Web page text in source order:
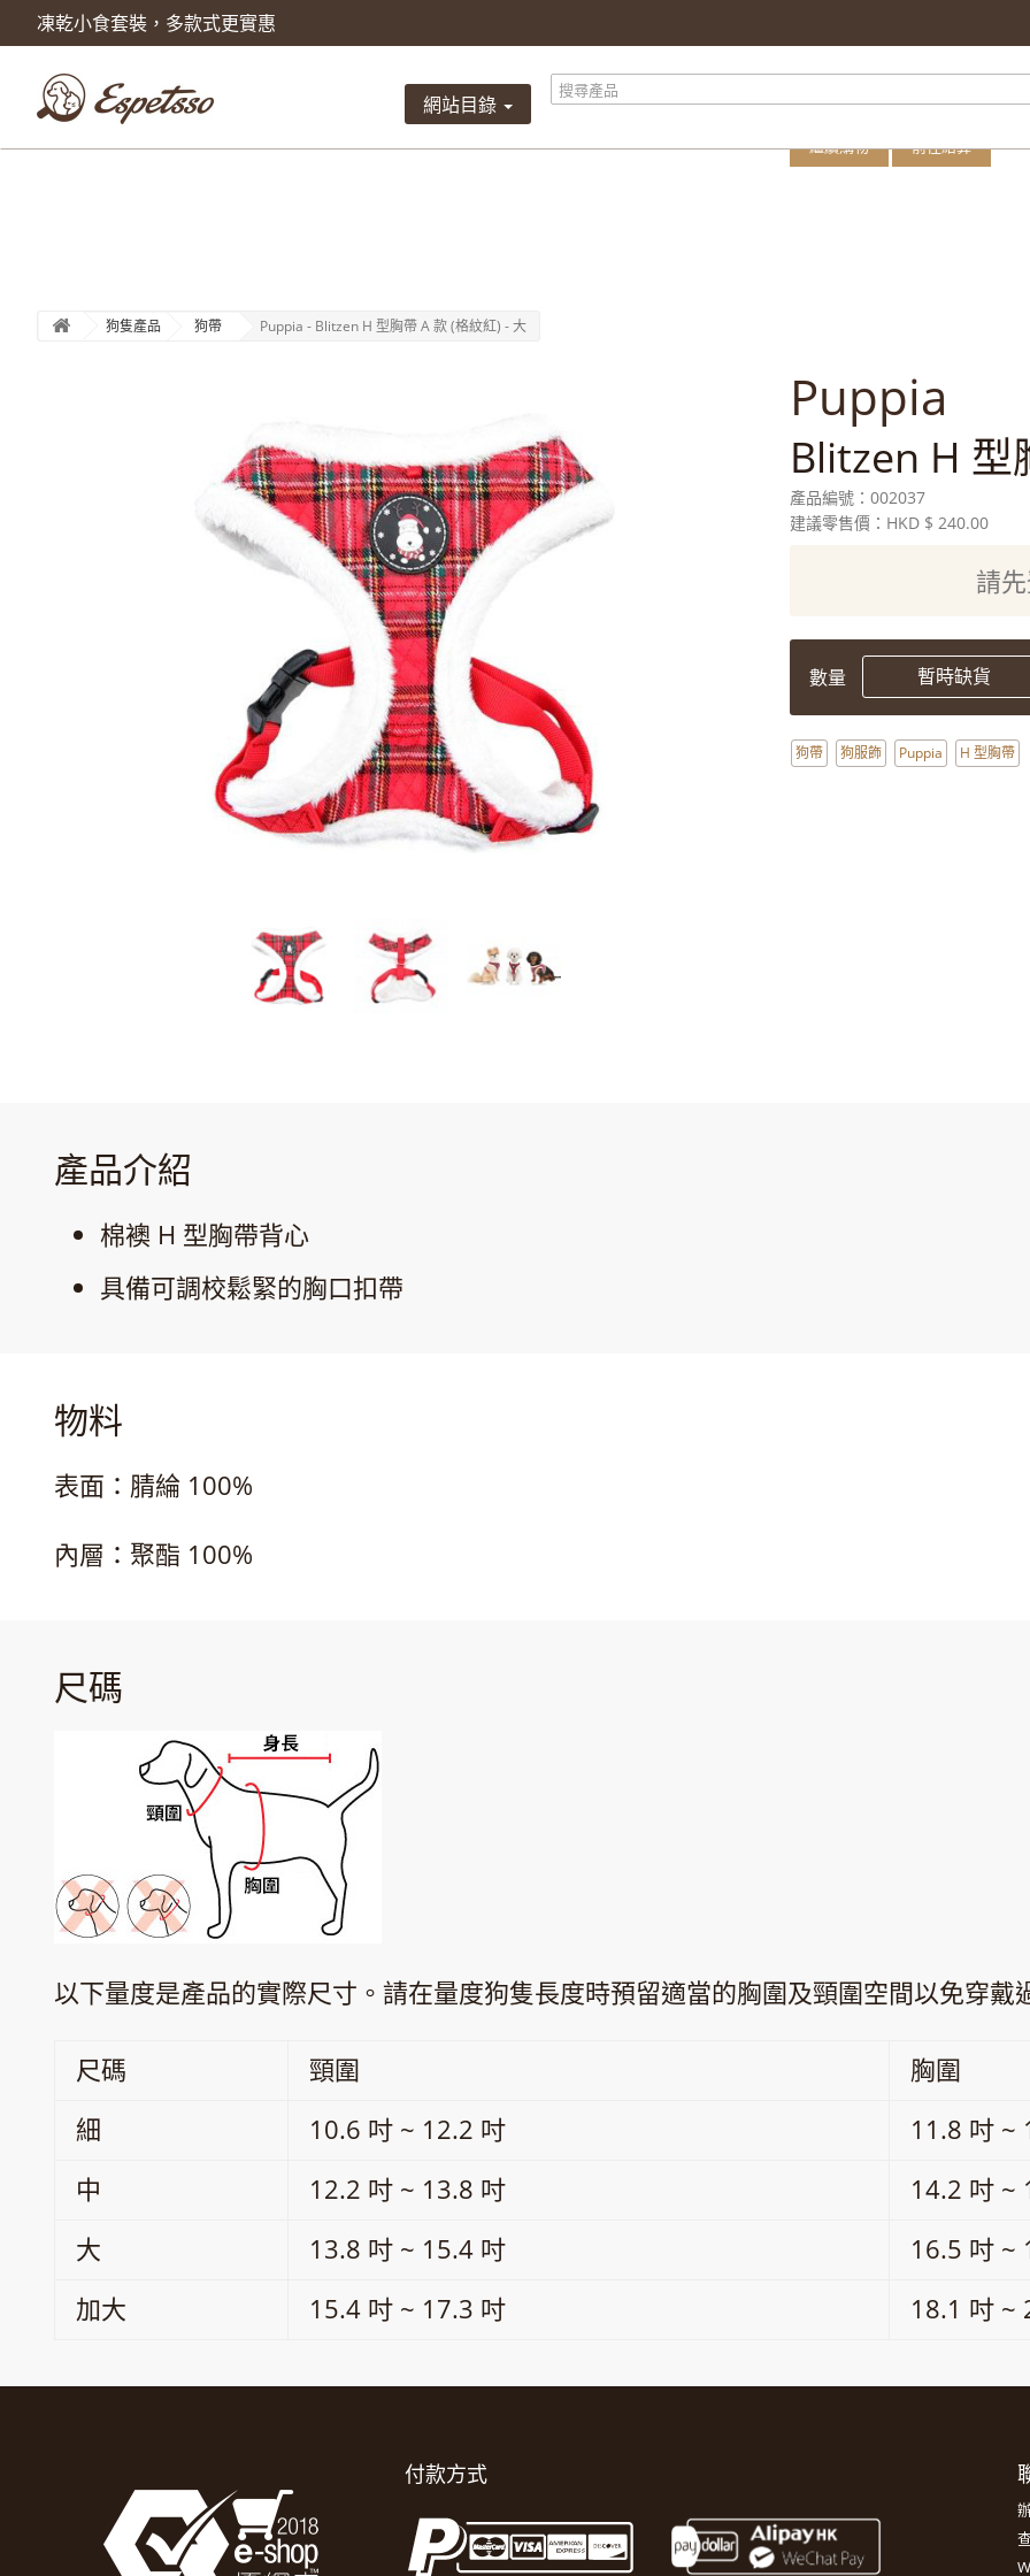
凍乾小食套裝，多款式更實惠
產品已被加入到購物車
數量
總計
購物車內有 1 件
繼續購物
前往結算
網站目錄
狗隻產品 狗帶 Puppia - Blitzen H 型胸帶 A 款 (格紋紅) - 大
Puppia
Blitzen H 型
產品編號： 002037
建議零售價：HKD $ 240.00
請
數量 暫時缺貨
狗帶 狗服飾 Puppia H 型胸帶
產品介紹
棉襖 H 型胸帶背心
具備可調校鬆緊的胸口扣帶
物料
表面：腈綸 100%
內層：聚酯 100%
尺碼
以下量度是產品的實際尺寸。請在量度狗隻長度時預留適當的胸圍及頸圍空間以免穿戴
尺碼 頸圍
胸圍
細
10.6 吋 ~ 12.2 吋
11.8 吋 ~
中
12.2 吋 ~ 13.8 吋
14.2 吋 ~
大
13.8 吋 ~ 15.4 吋
16.5 吋 ~
加大
15.4 吋 ~ 17.3 吋 18.1 吋 ~
付款方式